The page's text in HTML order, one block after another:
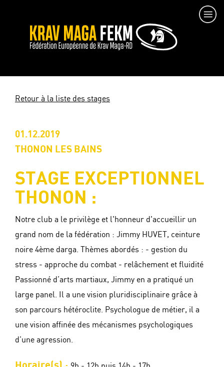
Retour à la liste des stages
01.12.2019
THONON LES BAINS
STAGE EXCEPTIONNEL
THONON :
Notre club a le privilège et l'honneur d'accueillir un
grand nom de la fédération : Jimmy HUVET, ceinture
noire 4ème darga. Thèmes abordés : - gestion du
stress - approche du combat - relâchement et fluidité
Passionné d’arts martiaux, Jimmy en a pratiqué un
large panel. Il a une vision pluridisciplinaire grâce à
son parcours hétéroclite. Psychologue de métier, il a
une vision affinée des mécanismes psychologiques
d’une agression.